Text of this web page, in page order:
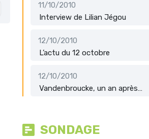
11/10/2010
Interview de Lilian Jégou
12/10/2010
L’actu du 12 octobre
12/10/2010
Vandenbroucke, un an après…
SONDAGE